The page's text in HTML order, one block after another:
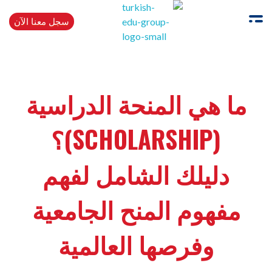
سجل معنا الآن
ما هي المنحة الدراسية
(SCHOLARSHIP)؟
دليلك الشامل لفهم
مفهوم المنح الجامعية
وفرصها العالمية